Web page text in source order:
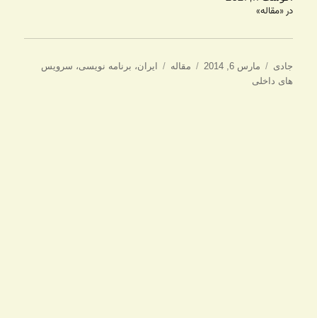
در «مقاله»
نویسنده
جادی
ارسال
شده
مارس 6, 2014 دسته‌ها
مقاله برچسب‌ها
ایران، برنامه نویسی، سرویس
های داخلی